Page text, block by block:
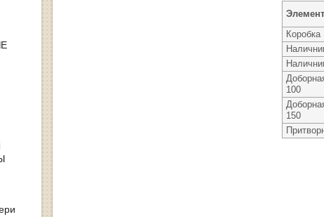
Элемент
Коробка
100
150